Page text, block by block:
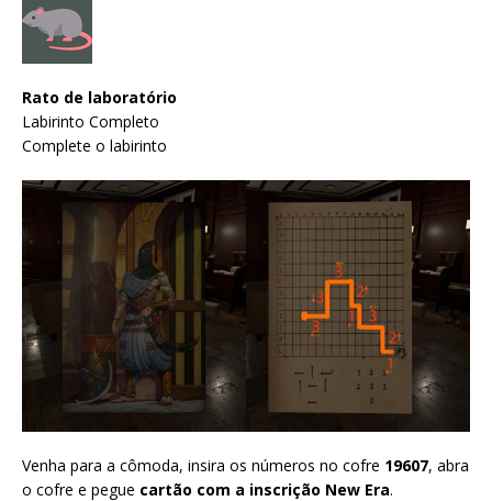
Rato de laboratório
Labirinto Completo
Complete o labirinto
Venha para a cômoda, insira os números no cofre 19607, abra
o cofre e pegue cartão com a inscrição New Era.